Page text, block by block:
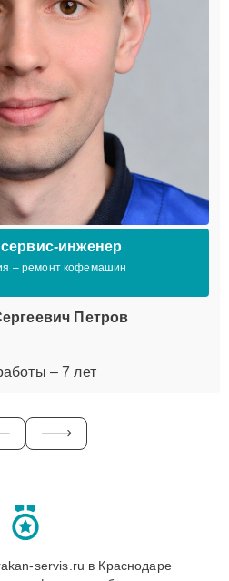
инженер
– ремонт кофемашин
Петров
– 7 лет
servis.ru в Краснодаре